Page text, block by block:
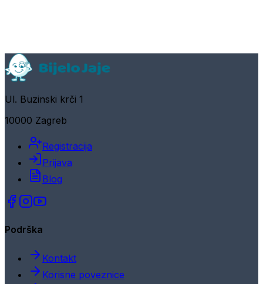
Ul. Buzinski krči 1
10000 Zagreb
Registracija
Prijava
Blog
Podrška
Kontakt
Korisne poveznice